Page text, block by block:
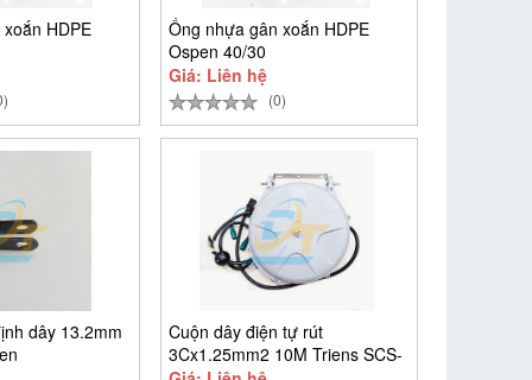
HDPE
Ống nhựa gân xoắn HDPE
Ospen 40/30
Giá: Liên hệ
(0)
dây 13.2mm
Cuộn dây điện tự rút
3Cx1.25mm2 10M Triens SCS-